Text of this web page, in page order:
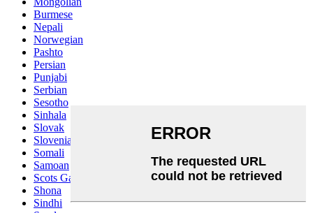
Burmese
Nepali
Norwegian
Pashto
Persian
Punjabi
Serbian
Sesotho
Sinhala
Slovak
Slovenian
Somali
Samoan
Scots Gaelic
Shona
Sindhi